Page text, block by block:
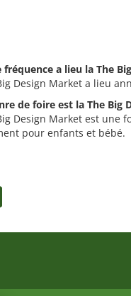
fréquence a lieu la The
Design Market a lieu
de foire est la The Big
Design Market est une
pour enfants et bébé.